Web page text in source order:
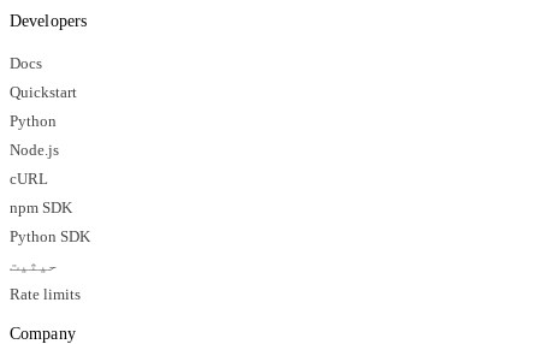
Developers
Docs
Quickstart
Python
Node.js
cURL
npm SDK
Python SDK
حیثیت
Rate limits
Company